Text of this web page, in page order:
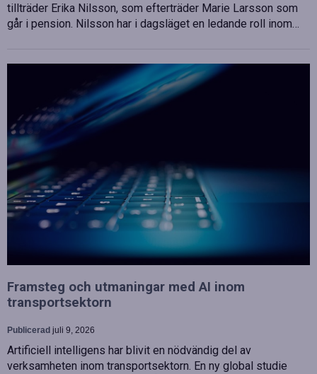
tillträder Erika Nilsson, som efterträder Marie Larsson som
går i pension. Nilsson har i dagsläget en ledande roll inom…
Framsteg och utmaningar med AI inom
transportsektorn
Publicerad juli 9, 2026
Artificiell intelligens har blivit en nödvändig del av
verksamheten inom transportsektorn. En ny global studie